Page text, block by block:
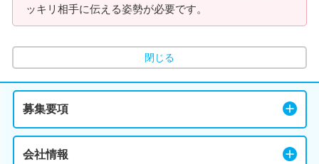
ッキリ相手に伝える姿勢が必要です。
閉じる
募集要項
会社情報